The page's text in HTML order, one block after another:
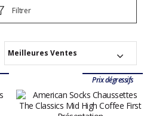
Filtrer
Meilleures Ventes
Prix dégressifs